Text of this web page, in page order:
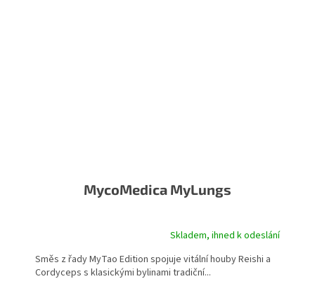
MycoMedica MyLungs
Skladem, ihned k odeslání
Směs z řady MyTao Edition spojuje vitální houby Reishi a
Cordyceps s klasickými bylinami tradiční...